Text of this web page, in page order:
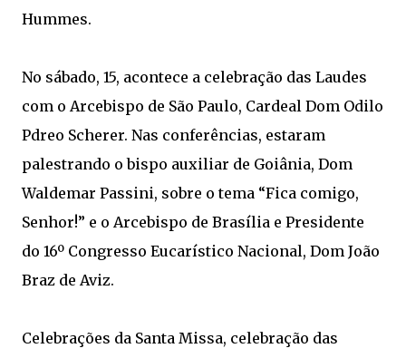
Hummes.
No sábado, 15, acontece a celebração das Laudes
com o Arcebispo de São Paulo, Cardeal Dom Odilo
Pdreo Scherer. Nas conferências, estaram
palestrando o bispo auxiliar de Goiânia, Dom
Waldemar Passini, sobre o tema “Fica comigo,
Senhor!” e o Arcebispo de Brasília e Presidente
do 16º Congresso Eucarístico Nacional, Dom João
Braz de Aviz.
Celebrações da Santa Missa, celebração das